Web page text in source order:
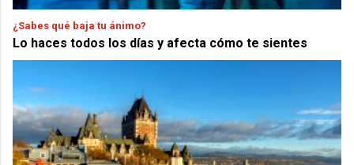
¿Sabes qué baja tu ánimo?
Lo haces todos los días y afecta cómo te sientes